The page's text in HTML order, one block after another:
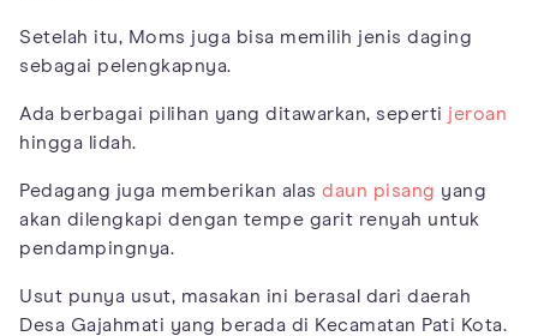
Setelah itu, Moms juga bisa memilih jenis daging
sebagai pelengkapnya.
Ada berbagai pilihan yang ditawarkan, seperti jeroan
hingga lidah.
Pedagang juga memberikan alas daun pisang yang
akan dilengkapi dengan tempe garit renyah untuk
pendampingnya.
Usut punya usut, masakan ini berasal dari daerah
Desa Gajahmati yang berada di Kecamatan Pati Kota.